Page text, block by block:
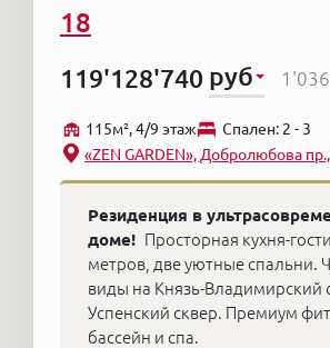
18
119'128'740 руб
115м², 4/9 этаж
Cпален: 2 - 3
«ZEN GARDEN», Добролюбова
Резиденция в
доме! Просторная кухня-
метров, две уютные спальни.
виды на Князь-Владимирский
Успенский сквер. Премиум
бассейн и спа.